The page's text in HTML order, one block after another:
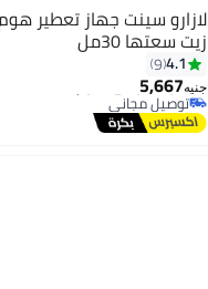
لازارو سينت جهاز تعطير
زيت سعتها 30مل
4.1
9
جنيه5,667
#1 في رذاذات الزيوت
أقل سعر في 7 يوم
توصيل مجاني
#1 في رذاذات الزيوت